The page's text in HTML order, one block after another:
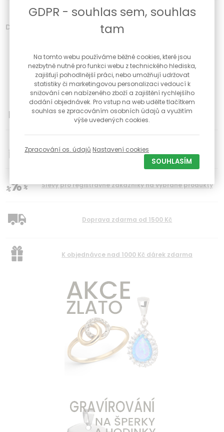
Dámský prsten ze žlutého zlata
Ryzost 585/1000 - 14 karátů
Šířka prstenu v horní části 5,5 mm
Šířka šíny prstenu v dolní části 2 mm
Součástí šperku je certifikát pravosti zlata, dárková krabička
možnost vrácení zboží do 30 dnů
34
dílnou již od roku 1992
Slevy pro registravné zákazníky na vybrané produkty
Doprava zdarma od 1500 Kč
K objednávce nad 1000 Kč dárek zdarma
GDPR - souhlas sem, souhlas
tam
Na tomto webu používáme běžné cookies, které jsou
nezbytně nutné pro funkci webu z technického hlediska,
zajišťují pohodlnější práci, nebo umožňují udržovat
statistiky či marketingovou personalizaci vedoucí k
snižování cen nabízeného zboží a zajištění rychlejšího
dodání objednávek. Pro vstup na web udělte tlačítkem
souhlas se zpracováním osobních údajů a využitím
výše uvedených cookies.
Zpracování os. údajů Nastavení cookies
SOUHLASÍM